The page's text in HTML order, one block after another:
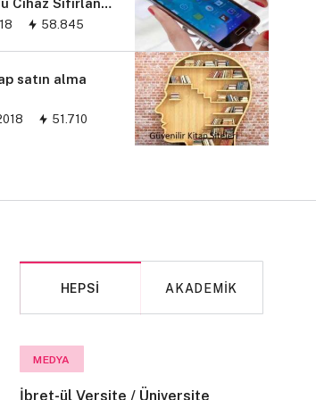
58.845
satın alma
51.710
HEPSI AKADEMIK
MEDYA
İbret-ül Versite / Üniversite